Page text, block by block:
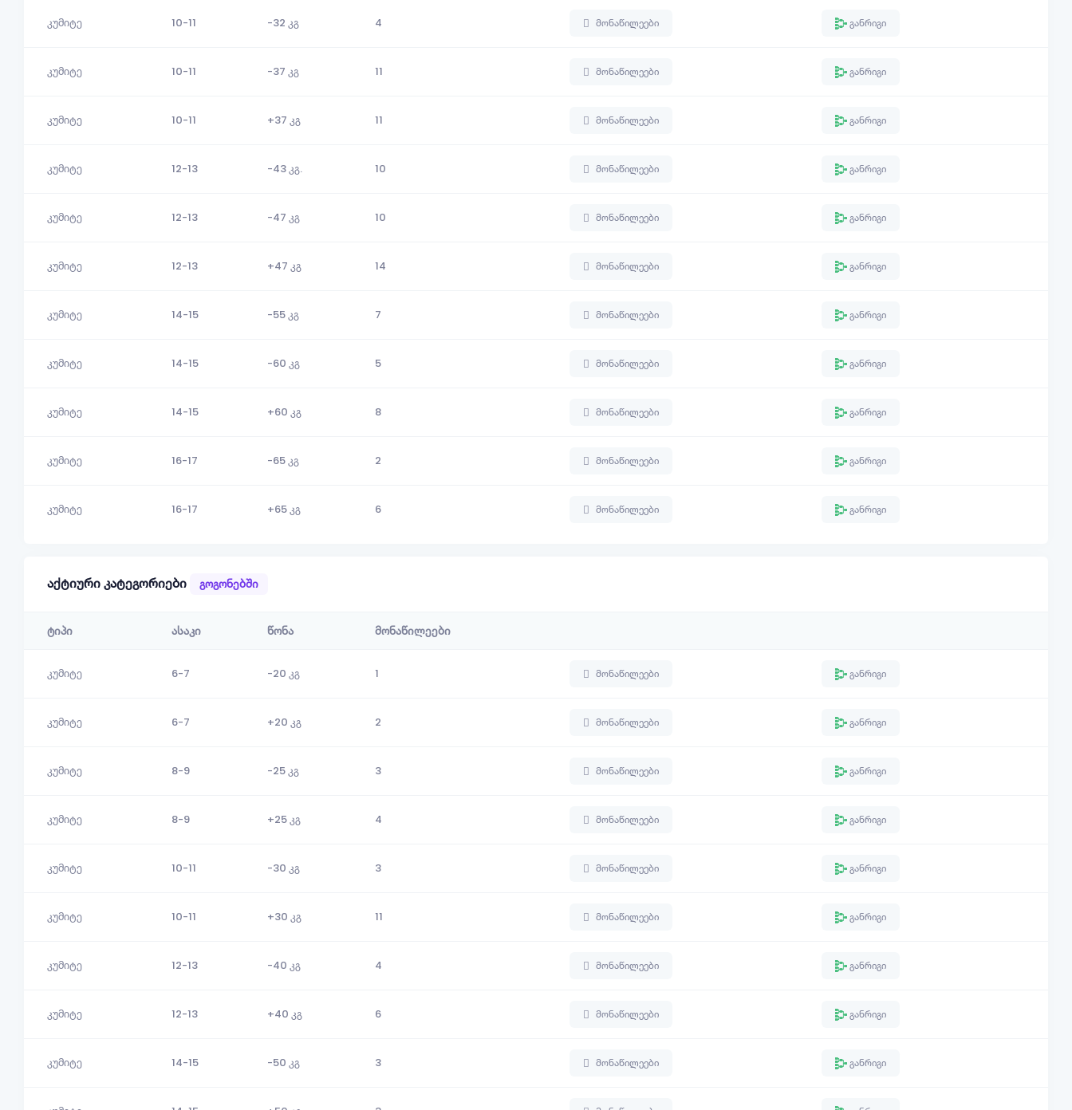
კუმიტე 10-11 -32 კგ 4 მონაწილეები განრიგი
კუმიტე 10-11 -37 კგ 11 მონაწილეები განრიგი
კუმიტე 10-11 +37 კგ 11 მონაწილეები განრიგი
კუმიტე 12-13 -43 კგ. 10 მონაწილეები განრიგი
კუმიტე 12-13 -47 კგ 10 მონაწილეები განრიგი
კუმიტე 12-13 +47 კგ 14 მონაწილეები განრიგი
კუმიტე 14-15 -55 კგ 7 მონაწილეები განრიგი
კუმიტე 14-15 -60 კგ 5 მონაწილეები განრიგი
კუმიტე 14-15 +60 კგ 8 მონაწილეები განრიგი
კუმიტე 16-17 -65 კგ 2 მონაწილეები განრიგი
კუმიტე 16-17 +65 კგ 6 მონაწილეები განრიგი
აქტიური კატეგორიები გოგონებში
ტიპი ასაკი წონა მონაწილეები
კუმიტე 6-7 -20 კგ 1 მონაწილეები განრიგი
კუმიტე 6-7 +20 კგ 2 მონაწილეები განრიგი
კუმიტე 8-9 -25 კგ 3 მონაწილეები განრიგი
კუმიტე 8-9 +25 კგ 4 მონაწილეები განრიგი
კუმიტე 10-11 -30 კგ 3 მონაწილეები განრიგი
კუმიტე 10-11 +30 კგ 11 მონაწილეები განრიგი
კუმიტე 12-13 -40 კგ 4 მონაწილეები განრიგი
კუმიტე 12-13 +40 კგ 6 მონაწილეები განრიგი
კუმიტე 14-15 -50 კგ 3 მონაწილეები განრიგი